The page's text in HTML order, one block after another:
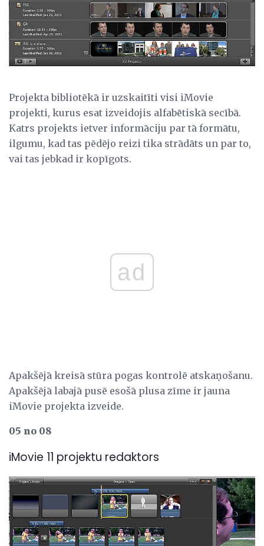
Projekta bibliotēkā ir uzskaitīti visi iMovie
projekti, kurus esat izveidojis alfabētiskā secībā.
Katrs projekts ietver informāciju par tā formātu,
ilgumu, kad tas pēdējo reizi tika strādāts un par to,
vai tas jebkad ir kopīgots.
ad
Apakšējā kreisā stūra pogas kontrolē atskaņošanu.
Apakšējā labajā pusē esošā plusa zīme ir jauna
iMovie projekta izveide.
05 no 08
iMovie 11 projektu redaktors